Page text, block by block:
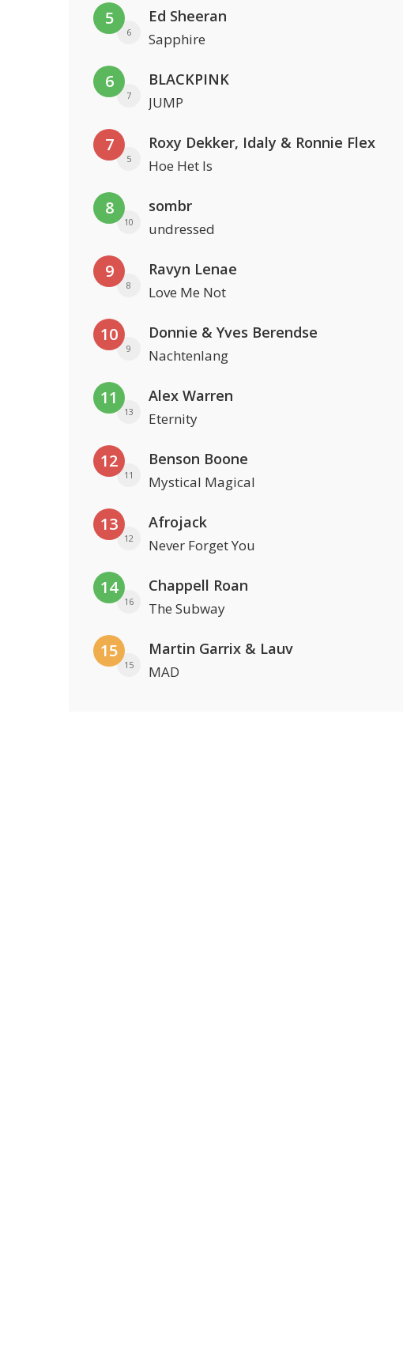
5
6
Ed Sheeran
Sapphire
6
7
BLACKPINK
JUMP
7
5
Roxy Dekker, Idaly & Ronnie Flex
Hoe Het Is
8
10
sombr
undressed
9
8
Ravyn Lenae
Love Me Not
10
9
Donnie & Yves Berendse
Nachtenlang
11
13
Alex Warren
Eternity
12
11
Benson Boone
Mystical Magical
13
12
Afrojack
Never Forget You
14
16
Chappell Roan
The Subway
15
15
Martin Garrix & Lauv
MAD